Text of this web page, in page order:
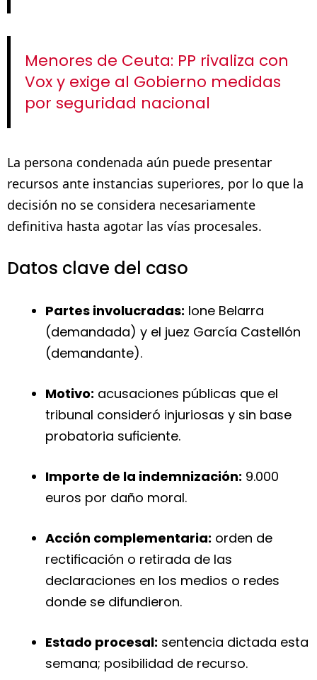
Menores de Ceuta: PP rivaliza con
Vox y exige al Gobierno medidas
por seguridad nacional
La persona condenada aún puede presentar
recursos ante instancias superiores, por lo que la
decisión no se considera necesariamente
definitiva hasta agotar las vías procesales.
Datos clave del caso
Partes involucradas: Ione Belarra
(demandada) y el juez García Castellón
(demandante).
Motivo: acusaciones públicas que el
tribunal consideró injuriosas y sin base
probatoria suficiente.
Importe de la indemnización: 9.000
euros por daño moral.
Acción complementaria: orden de
rectificación o retirada de las
declaraciones en los medios o redes
donde se difundieron.
Estado procesal: sentencia dictada esta
semana; posibilidad de recurso.